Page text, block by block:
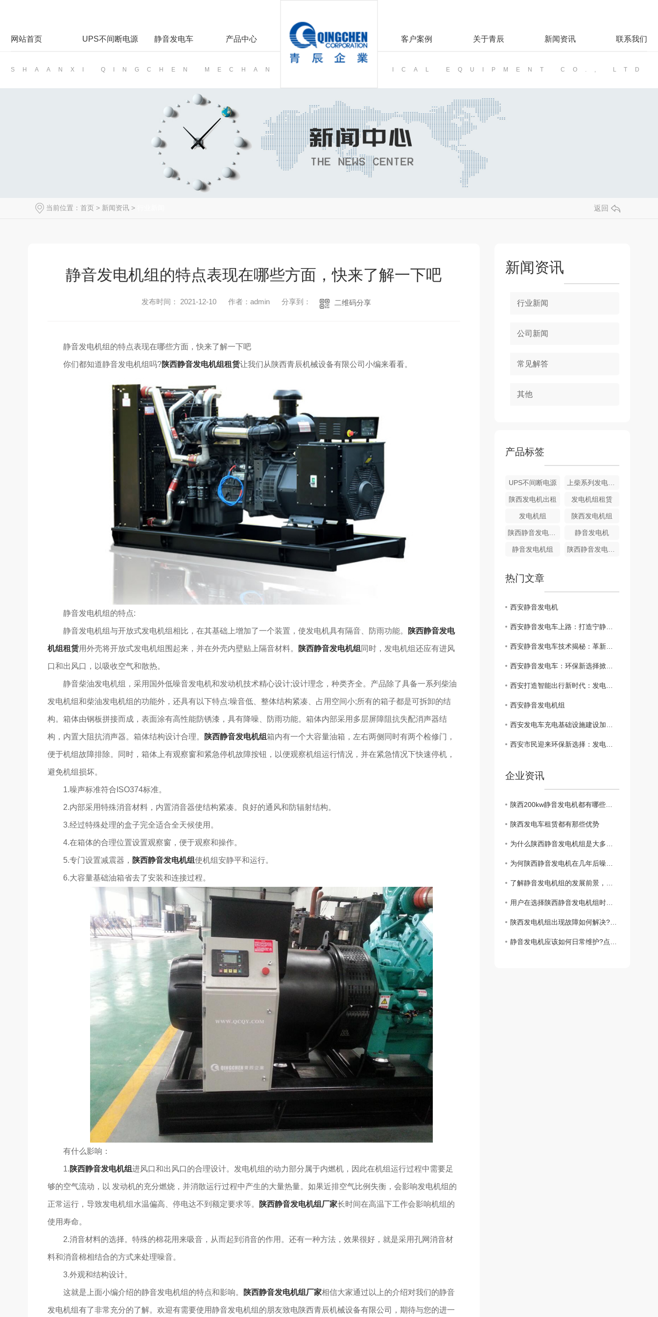
网站首页 UPS不间断电源 静音发电车 产品中心 客户案例 关于青辰 新闻资讯 联系我们
SHAANXI QINGCHEN MECHAN ICAL EQUIPMENT CO., LTD
当前位置： 首页 > 新闻资讯 > 返回
静音发电机组的特点表现在哪些方面，快来了解一下吧
发布时间： 2021-12-10 作者：admin 分享到： 二维码分享
静音发电机组的特点表现在哪些方面，快来了解一下吧
你们都知道静音发电机组吗?陕西静音发电机组租赁让我们从陕西青辰机械设备有限公司小编来看看。
静音发电机组的特点:
静音发电机组与开放式发电机组相比，在其基础上增加了一个装置，使发电机具有隔音、防雨功能。 陕西静音发电
机组租赁用外壳将开放式发电机组围起来，并在外壳内壁贴上隔音材料。 陕西静音发电机组 同时，发电机组还应有进风
口和出风口，以吸收空气和散热。
静音柴油发电机组，采用国外低噪音发电机和发动机技术精心设计;设计理念，种类齐全。产品除了具备一系列柴油
发电机组和柴油发电机组的功能外，还具有以下特点:噪音低、整体结构紧凑、占用空间小;所有的箱子都是可拆卸的结
构。箱体由钢板拼接而成，表面涂有高性能防锈漆，具有降噪、防雨功能。箱体内部采用多层屏障阻抗失配消声器结
构，内置大阻抗消声器。箱体结构设计合理。 陕西静音发电机组箱内有一个大容量油箱，左右两侧同时有两个检修门，
便于机组故障排除。同时，箱体上有观察窗和紧急停机故障按钮，以便观察机组运行情况，并在紧急情况下快速停机，
避免机组损坏。
1.噪声标准符合ISO374标准。
2.内部采用特殊消音材料，内置消音器使结构紧凑。良好的通风和防辐射结构。
3.经过特殊处理的盒子完全适合全天候使用。
4.在箱体的合理位置设置观察窗，便于观察和操作。
5.专门设置减震器， 陕西静音发电机组使机组安静平和运行。
6.大容量基础油箱省去了安装和连接过程。
有什么影响：
1.陕西静音发电机组进风口和出风口的合理设计。发电机组的动力部分属于内燃机，因此在机组运行过程中需要足
够的空气流动，以 发动机的充分燃烧，并消散运行过程中产生的大量热量。如果近排空气比例失衡，会影响发电机组的
正常运行，导致发电机组水温偏高、停电达不到额定要求等。 陕西静音发电机组厂家长时间在高温下工作会影响机组的
使用寿命。
2.消音材料的选择。特殊的棉花用来吸音，从而起到消音的作用。还有一种方法，效果很好，就是采用孔网消音材
料和消音棉相结合的方式来处理噪音。
3.外观和结构设计。
这就是上面小编介绍的静音发电机组的特点和影响。 陕西静音发电机组厂家相信大家通过以上的介绍对我们的静音
发电机组有了非常充分的了解。欢迎有需要使用静音发电机组的朋友致电陕西青辰机械设备有限公司，期待与您的进一
新闻资讯
行业新闻
公司新闻
常见解答
其他
产品标签
UPS不间断电源 上柴系列发电机租赁
陕西发电机出租 发电机组租赁
发电机组 陕西发电机组
陕西静音发电机维修 静音发电机
静音发电机组 陕西静音发电机组出租
热门文章
西安静音发电机
西安静音发电车上路：打造宁静城市生活
西安静音发电车技术揭秘：革新城市交通
西安静音发电车：环保新选择掀起热潮
西安打造智能出行新时代：发电车成焦点企业投资新方向
西安静音发电机组
西安发电车充电基础设施建设加速推进
西安市民迎来环保新选择：发电车快速普及
企业资讯
陕西200kw静音发电机都有哪些特点？
陕西发电车租赁都有那些优势
为什么陕西静音发电机组是大多供电网的备用电源？
为何陕西静音发电机在几年后噪音增大呢？
了解静音发电机组的发展前景，有什么样的前景方向快来了解一下
用户在选择陕西静音发电机组时应该考虑哪些因素?
陕西发电机组出现故障如何解决?小编来讲解
静音发电机应该如何日常维护?点击这里教你几种常见的方法